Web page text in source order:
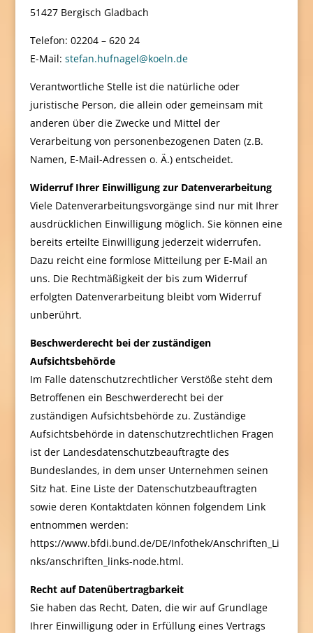
51427 Bergisch Gladbach
Telefon: 02204 – 620 24
E-Mail: stefan.hufnagel@koeln.de
Verantwortliche Stelle ist die natürliche oder
juristische Person, die allein oder gemeinsam mit
anderen über die Zwecke und Mittel der
Verarbeitung von personenbezogenen Daten (z.B.
Namen, E-Mail-Adressen o. Ä.) entscheidet.
Widerruf Ihrer Einwilligung zur Datenverarbeitung
Viele Datenverarbeitungsvorgänge sind nur mit Ihrer
ausdrücklichen Einwilligung möglich. Sie können eine
bereits erteilte Einwilligung jederzeit widerrufen.
Dazu reicht eine formlose Mitteilung per E-Mail an
uns. Die Rechtmäßigkeit der bis zum Widerruf
erfolgten Datenverarbeitung bleibt vom Widerruf
unberührt.
Beschwerderecht bei der zuständigen
Aufsichtsbehörde
Im Falle datenschutzrechtlicher Verstöße steht dem
Betroffenen ein Beschwerderecht bei der
zuständigen Aufsichtsbehörde zu. Zuständige
Aufsichtsbehörde in datenschutzrechtlichen Fragen
ist der Landesdatenschutzbeauftragte des
Bundeslandes, in dem unser Unternehmen seinen
Sitz hat. Eine Liste der Datenschutzbeauftragten
sowie deren Kontaktdaten können folgendem Link
entnommen werden:
https://www.bfdi.bund.de/DE/Infothek/Anschriften_Li
nks/anschriften_links-node.html.
Recht auf Datenübertragbarkeit
Sie haben das Recht, Daten, die wir auf Grundlage
Ihrer Einwilligung oder in Erfüllung eines Vertrags